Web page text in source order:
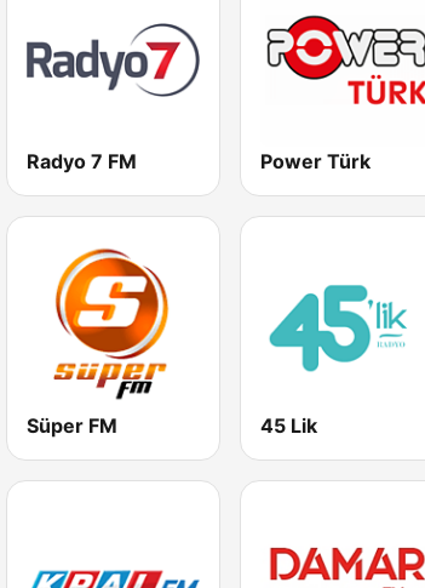
Radyo 7 FM Power Türk
Süper FM 45 Lik